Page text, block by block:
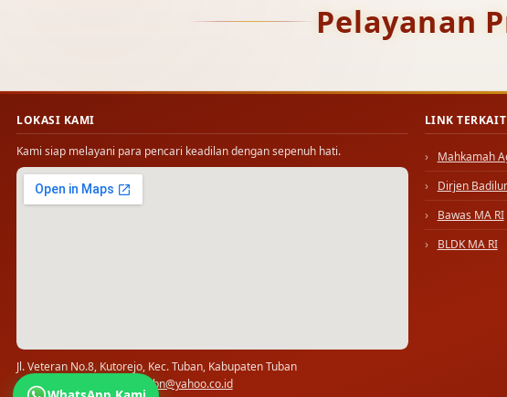
Pelayanan
LOKASI KAMI
Kami siap melayani para pencari keadilan dengan sepenuh hati.
Jl. Veteran No.8, Kutorejo, Kec. Tuban, Kabupaten Tuban
(0356) 321778 · ✉
pn_tbn@yahoo.co.id
LINK TERKAIT
Mahkamah
Dirjen
Bawas MA RI
BLDK MA RI